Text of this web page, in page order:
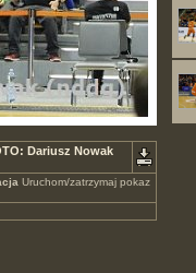
Dariusz Nowak
Uruchom/zatrzymaj pokaz